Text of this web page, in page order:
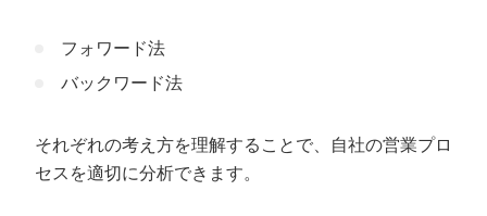
フォワード法
バックワード法
それぞれの考え方を理解することで、自社の営業プロ
セスを適切に分析できます。